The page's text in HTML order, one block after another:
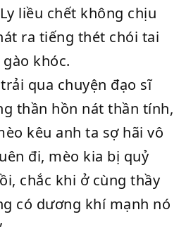
liều chết không chịu
ra tiếng thét chói tai
khóc.
qua chuyện đạo sĩ
thần hồn nát thần tính,
kêu anh ta sợ hãi vô
đi, mèo kia bị quỷ
chắc khi ở cùng thầy
có dương khí mạnh nó